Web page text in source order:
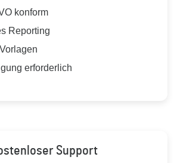
konform
Reporting
erforderlich
Support